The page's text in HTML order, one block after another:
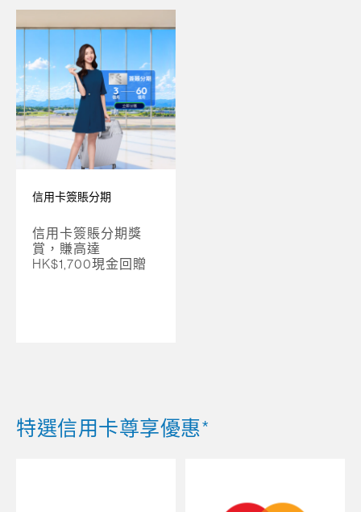
信用卡簽賬分期
信用卡簽賬分期獎
賞，賺高達
HK$1,700現金回贈
特選信用卡尊享優惠*